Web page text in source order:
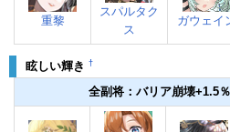
重黎
スパルタク
ス
ガウェイ
眩しい輝き †
全副将：バリア崩壊+1.5